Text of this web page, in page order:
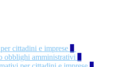
cittadini e imprese 8
obblighi amministrativi 1